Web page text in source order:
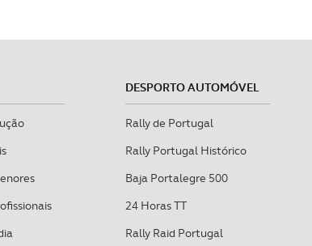
DESPORTO AUTOMÓVEL
Rally de Portugal
Rally Portugal Histórico
Baja Portalegre 500
24 Horas TT
Rally Raid Portugal